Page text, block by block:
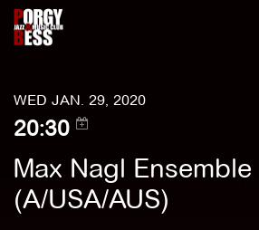
WED JAN. 29, 2020
20:30
Max Nagl Ensemble
(A/USA/AUS)